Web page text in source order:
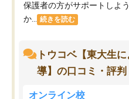
保護者の方がサポートしよ
か...
続きを読む
トウコベ【東大生
導】の口コミ・評判
オンライン校